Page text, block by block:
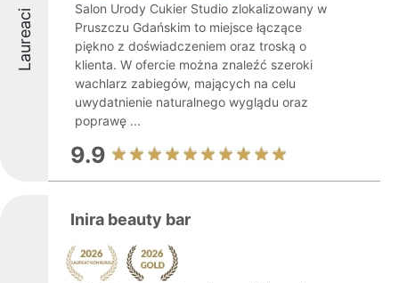
Laureaci
Salon Urody Cukier Studio zlokalizowany w
Pruszczu Gdańskim to miejsce łączące
piękno z doświadczeniem oraz troską o
klienta. W ofercie można znaleźć szeroki
wachlarz zabiegów, mających na celu
uwydatnienie naturalnego wyglądu oraz
poprawę ...
9.9
Inira beauty bar